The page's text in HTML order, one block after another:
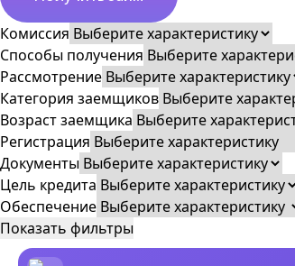
Комиссия
Способы получения
Рассмотрение
Категория заемщиков
Возраст заемщика
Регистрация
Документы
Цель кредита
Обеспечение
Показать фильтры